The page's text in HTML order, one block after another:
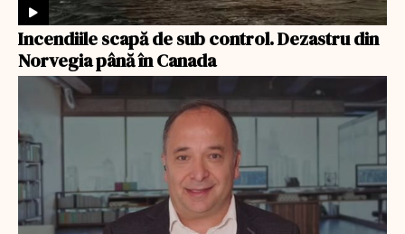
Incendiile scapă de sub control. Dezastru din
Norvegia până în Canada